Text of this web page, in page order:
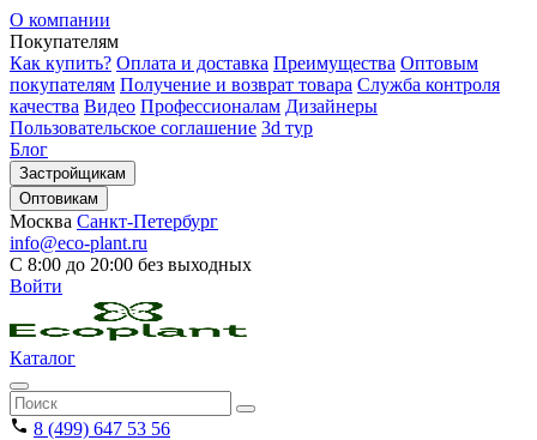
О компании
Покупателям
Как купить? Оплата и доставка Преимущества Оптовым
покупателям Получение и возврат товара Служба контроля
качества Видео Профессионалам Дизайнеры
Пользовательское соглашение 3d тур
Блог
Застройщикам
Оптовикам
Москва Санкт-Петербург
info@eco-plant.ru
С 8:00 до 20:00 без выходных
Войти
Каталог
8 (499) 647 53 56